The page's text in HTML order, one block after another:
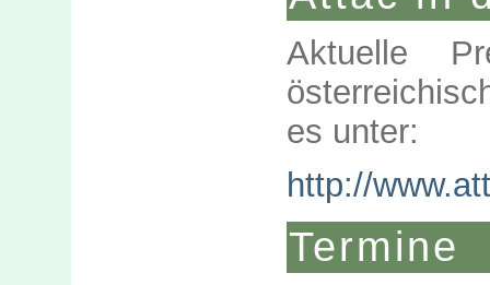
Aktuelle
es unter:
http://
Termine